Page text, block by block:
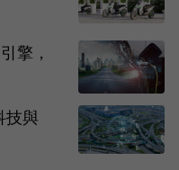
擎，
技與